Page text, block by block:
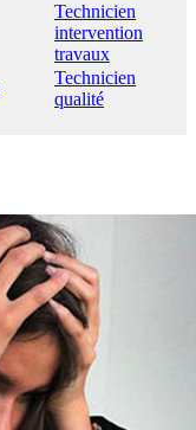
Technicien
intervention
travaux
Technicien
qualité